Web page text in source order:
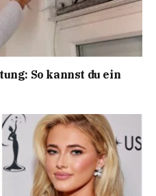
So kannst du ein